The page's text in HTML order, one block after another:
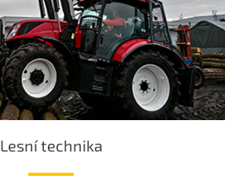
Lesní technika